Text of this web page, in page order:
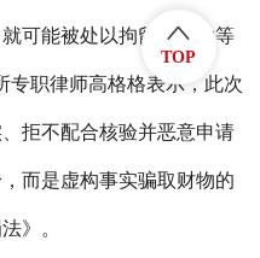
可能被处以拘留、罚款等
专职律师高格格表示，此次
拒不配合核验并恶意申请
而是虚构事实骗取财物的
》。
TOP